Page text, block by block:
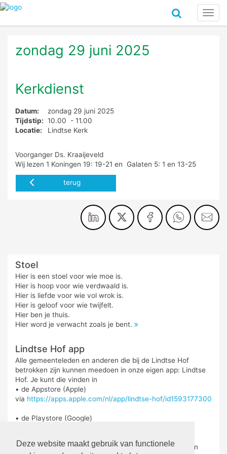
Deze website maakt gebruik van functionele
zondag 29 juni 2025
Kerkdienst
Datum:
zondag 29 juni 2025
Tijdstip: 10.00 - 11.00
Locatie:
Lindtse Kerk
Voorganger Ds. Kraaijeveld
Wij lezen 1 Koningen 19: 19-21 en Galaten 5: 1 en 13-25
terug
Stoel
Hier is een stoel voor wie moe is.
Hier is hoop voor wie verdwaald is.
Hier is liefde voor wie vol wrok is.
Hier is geloof voor wie twijfelt.
Hier ben je thuis.
Hier word je verwacht zoals je bent.
Lindtse Hof app
Alle gemeenteleden en anderen die bij de Lindtse Hof
betrokken zijn kunnen meedoen in onze eigen app: Lindtse
Hof. Je kunt die vinden in
• de Appstore (Apple)
via https://apps.apple.com/nl/app/lindtse-hof/id1593177300
• de Playstore (Google)
De app is geschikt voor telefoon, maar ook voor iPad en